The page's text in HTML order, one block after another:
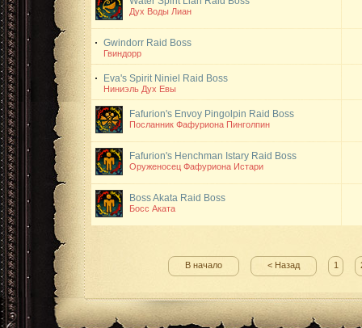
Дух Воды Лиан
Gwindorr Raid Boss
Гвиндорр
Eva's Spirit Niniel Raid Boss
Ниниэль Дух Евы
Fafurion's Envoy Pingolpin Raid Boss
Посланник Фафуриона Пинголпин
Fafurion's Henchman Istary Raid Boss
Оруженосец Фафуриона Истари
Boss Akata Raid Boss
Босс Аката
В начало < Назад 1